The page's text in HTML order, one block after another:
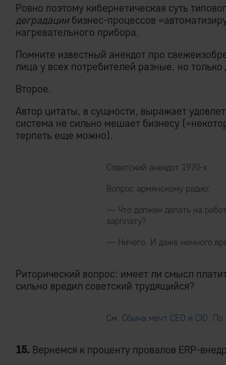
Ровно поэтому кибернетическая суть
деградациибизнес-процессов
нагревательного прибора.
Помните известный анекдот про
лица у всех потребителей разные, но
Второе.
Автор цитаты, в сущности, выражает
система не сильно мешает бизнесу
терпеть еще можно).
Советский анекдот 1970-х.
Вопрос армянскому радио:
— Что должен делать на
зарплату?
— Ничего. И даже немного
Риторический вопрос: имеет ли смысл
сильно вредил советский трудящийся?
См. Сбыча мечт CEO и CIO.
15. Вернемся к проценту провалов ERP-